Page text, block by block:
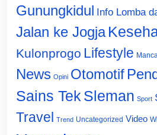
Gunungkidul Info Lomba
Jalan ke Jogja
Kulonprogo Lifestyle
News Opini Otomotif
Sains Tek Sleman Sport
Travel Trend Uncategorized Video